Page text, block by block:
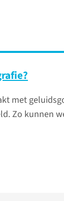
met
Zo kunnen